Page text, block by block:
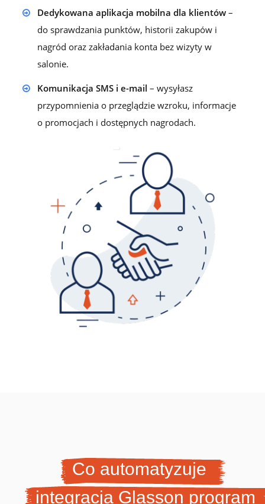
Dedykowana aplikacja mobilna dla klientów–
do sprawdzania punktów, historii zakupów i
nagród oraz zakładania konta bez wizyty w
salonie.
Komunikacja SMS i e-mail – wysyłasz
przypomnienia o przeglądzie wzroku, informacje
o promocjach i dostępnych nagrodach.
Co automatyzuje
integracja Glasson program